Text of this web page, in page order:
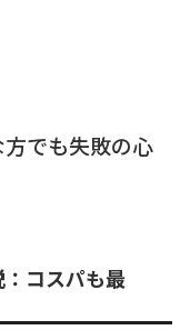
でも失敗の心
コスパも最